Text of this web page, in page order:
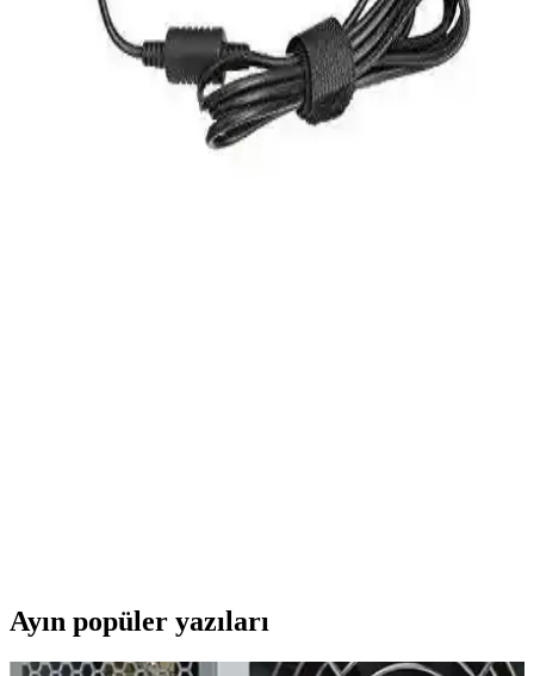
Frisby FOEM FPS-G30F12 300W ATX güç kaynağı, sessiz çalışma
ve uygun fiyatıyla temel bilgisayar ihtiyaçlarına ideal çözüm sunar,
stabil enerji sağlar ve hafif sistemler için uygundur.
S-Link Cat6 Gri 7 Metre RJ45 LAN Kablosu
Yüksek Performanslı ve Dayanıklı
Ayın popüler yazıları